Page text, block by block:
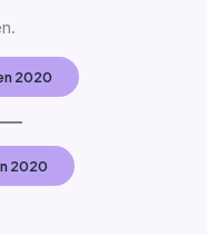
2020
2020